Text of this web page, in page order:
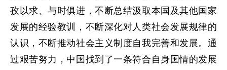
孜以求、与时俱进，不断总结汲取本国及其他国家
发展的经验教训，不断深化对人类社会发展规律的
认识，不断推动社会主义制度自我完善和发展。通
过艰苦努力，中国找到了一条符合自身国情的发展